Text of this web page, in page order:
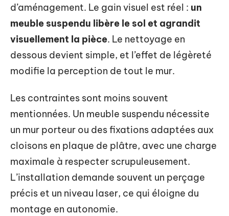
d’aménagement. Le gain visuel est réel : un
meuble suspendu libère le sol et agrandit
visuellement la pièce. Le nettoyage en
dessous devient simple, et l’effet de légèreté
modifie la perception de tout le mur.
Les contraintes sont moins souvent
mentionnées. Un meuble suspendu nécessite
un mur porteur ou des fixations adaptées aux
cloisons en plaque de plâtre, avec une charge
maximale à respecter scrupuleusement.
L’installation demande souvent un perçage
précis et un niveau laser, ce qui éloigne du
montage en autonomie.